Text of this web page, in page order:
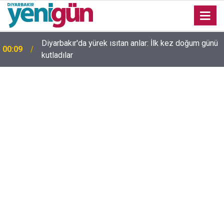
23:36 Diyarbakır'da düğün salonunda kavga: Yaralılar var